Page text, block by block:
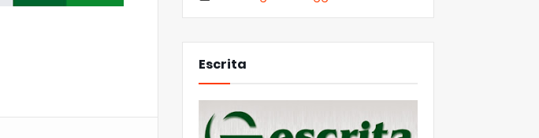
Escrita